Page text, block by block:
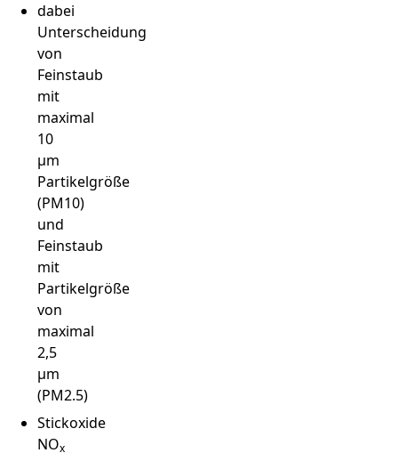
dabei
Unterscheidung
von
Feinstaub
mit
maximal
10
µm
Partikelgröße
(PM10)
und
Feinstaub
mit
Partikelgröße
von
maximal
2,5
µm
(PM2.5)
Stickoxide
NOx